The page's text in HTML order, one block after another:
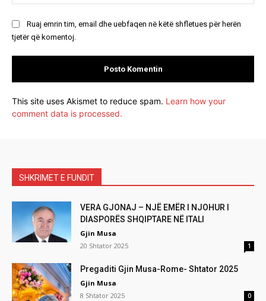
Ruaj emrin tim, email dhe uebfaqen në këtë shfletues për herën
tjetër që komentoj.
This site uses Akismet to reduce spam. Learn how your
comment data is processed.
SHKRIMET E FUNDIT
VERA GJONAJ – NJË EMËR I NJOHUR I
DIASPORËS SHQIPTARE NË ITALI
Gjin Musa
20 Shtator 2025
1
Pregaditi Gjin Musa-Rome- Shtator 2025
Gjin Musa
8 Shtator 2025
0